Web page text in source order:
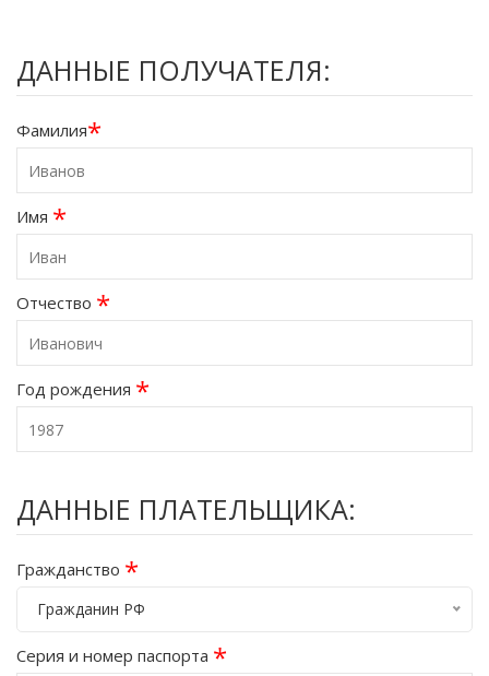
ДАННЫЕ ПОЛУЧАТЕЛЯ:
Фамилия*
Имя *
Отчество *
Год рождения *
ДАННЫЕ ПЛАТЕЛЬЩИКА:
Гражданство *
Гражданин РФ
Серия и номер паспорта *